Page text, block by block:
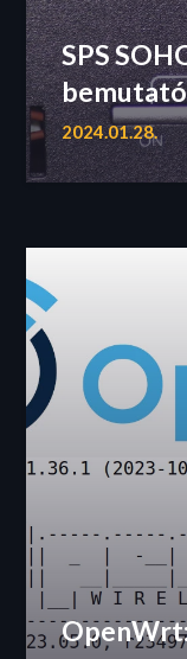
SPS
bemutató
2024.01.28.